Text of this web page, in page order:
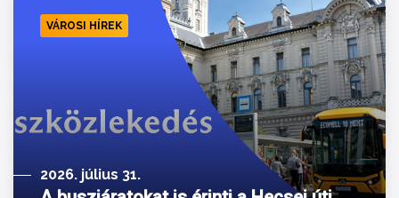
VÁROSI HÍREK
2026. július 31.